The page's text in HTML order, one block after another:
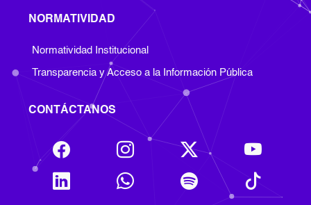
NORMATIVIDAD
Footer Normatividad
Normatividad Institucional
Transparencia y Acceso a la Información Pública
CONTÁCTANOS